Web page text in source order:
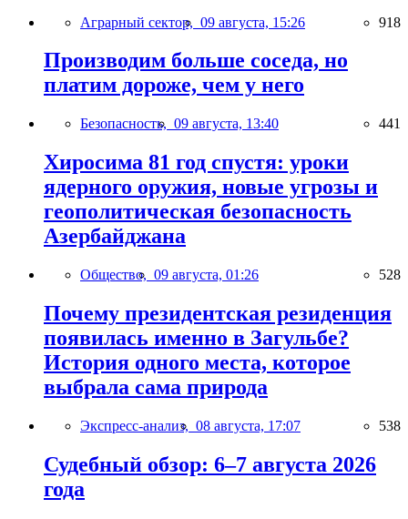
Аграрный сектор, 09 августа, 15:26 918
Производим больше соседа, но
платим дороже, чем у него
Безопасность, 09 августа, 13:40 441
Хиросима 81 год спустя: уроки
ядерного оружия, новые угрозы и
геополитическая безопасность
Азербайджана
Общество, 09 августа, 01:26 528
Почему президентская резиденция
появилась именно в Загульбе?
История одного места, которое
выбрала сама природа
Экспресс-анализ, 08 августа, 17:07 538
Судебный обзор: 6–7 августа 2026
года